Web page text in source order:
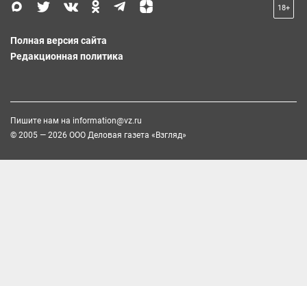
18+
Полная версия сайта
Редакционная политика
Пишите нам на information@vz.ru
© 2005 — 2026 ООО Деловая газета «Взгляд»